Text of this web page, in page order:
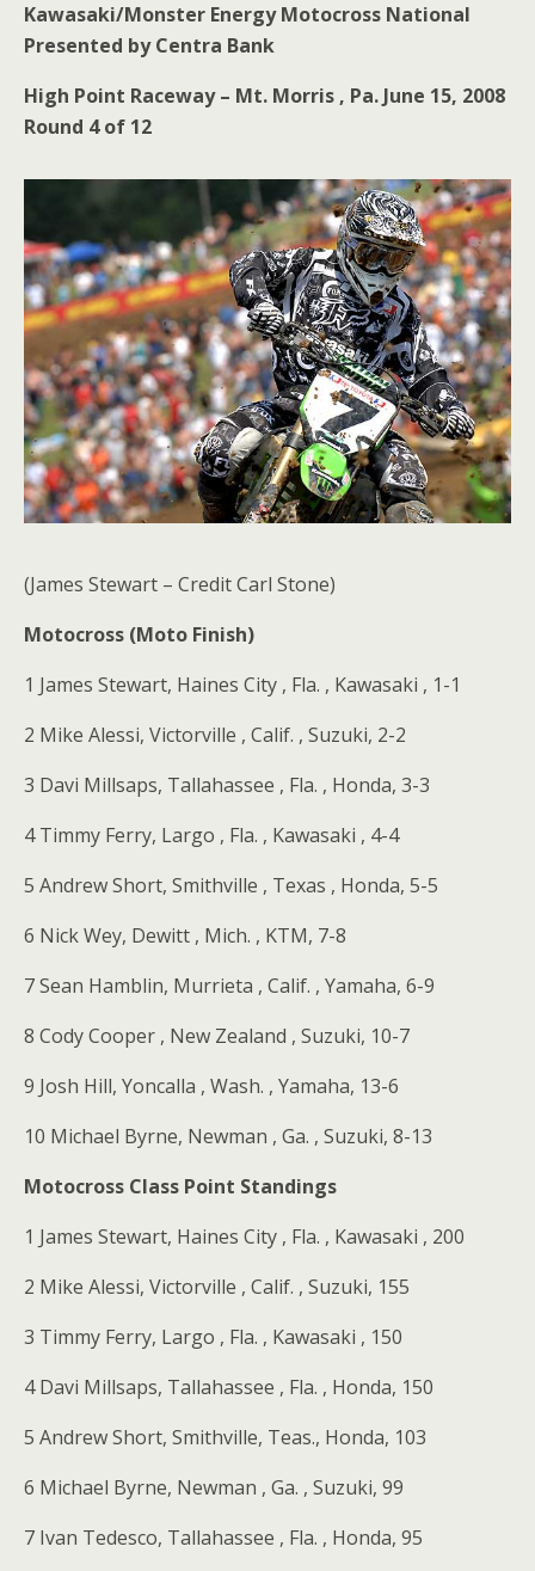
Kawasaki/Monster Energy Motocross National
Presented by Centra Bank
High Point Raceway – Mt. Morris , Pa. June 15, 2008
Round 4 of 12
(James Stewart – Credit Carl Stone)
Motocross (Moto Finish)
1 James Stewart, Haines City , Fla. , Kawasaki , 1-1
2 Mike Alessi, Victorville , Calif. , Suzuki, 2-2
3 Davi Millsaps, Tallahassee , Fla. , Honda, 3-3
4 Timmy Ferry, Largo , Fla. , Kawasaki , 4-4
5 Andrew Short, Smithville , Texas , Honda, 5-5
6 Nick Wey, Dewitt , Mich. , KTM, 7-8
7 Sean Hamblin, Murrieta , Calif. , Yamaha, 6-9
8 Cody Cooper , New Zealand , Suzuki, 10-7
9 Josh Hill, Yoncalla , Wash. , Yamaha, 13-6
10 Michael Byrne, Newman , Ga. , Suzuki, 8-13
Motocross Class Point Standings
1 James Stewart, Haines City , Fla. , Kawasaki , 200
2 Mike Alessi, Victorville , Calif. , Suzuki, 155
3 Timmy Ferry, Largo , Fla. , Kawasaki , 150
4 Davi Millsaps, Tallahassee , Fla. , Honda, 150
5 Andrew Short, Smithville, Teas., Honda, 103
6 Michael Byrne, Newman , Ga. , Suzuki, 99
7 Ivan Tedesco, Tallahassee , Fla. , Honda, 95